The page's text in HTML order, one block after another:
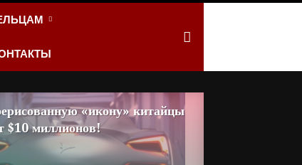
«икону» китайцы
$10 миллионов!